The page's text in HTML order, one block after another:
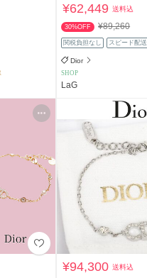
¥62,449送料込
30%OFF ¥89,260
関税負担なし スピード配送
Dior
SHOP
LaG
¥94,300送料込